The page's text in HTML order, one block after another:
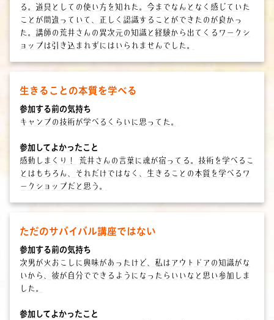
る。道具としての使い方を知れた。今までなんとなく感じていた
ことが間違っていて、正しく認識することができたのが良かっ
た。講師の荒井さんの異次元の知識と経験から出てくるワークシ
ョップは引き込まれずにはいられませんでした。
生きることの本質を学べる
参加する前の気持ち
キャンプの技術が学べるくらいに思ってた。
参加してよかったこと
感動しまくり！ 荒井さんの言葉に魂が宿ってる。技術を学べるこ
とはもちろん、それだけではなく、生きることの本質を学べるワ
ークショップだと思う。
ただのサバイバル講座ではない
参加する前の気持ち
次男が火おこしに興味があったけど、私はアウトドアの知識がな
いから、彼が自分でできるようになったらいいなと思い参加しま
した。
参加してよかったこと